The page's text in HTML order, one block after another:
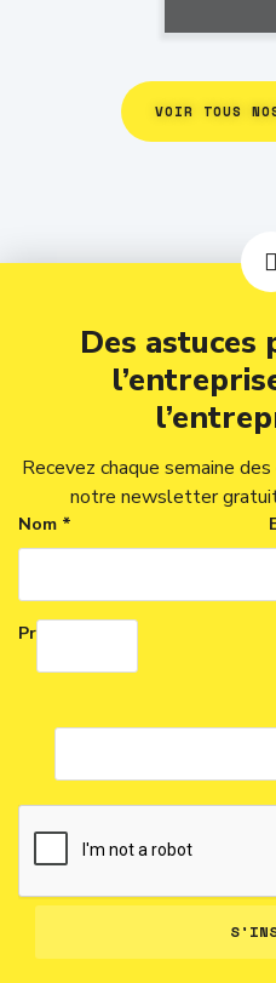
VOIR TOUS
Des
Recevez chaque semaine
notre newsletter
Nom *
Prénom *